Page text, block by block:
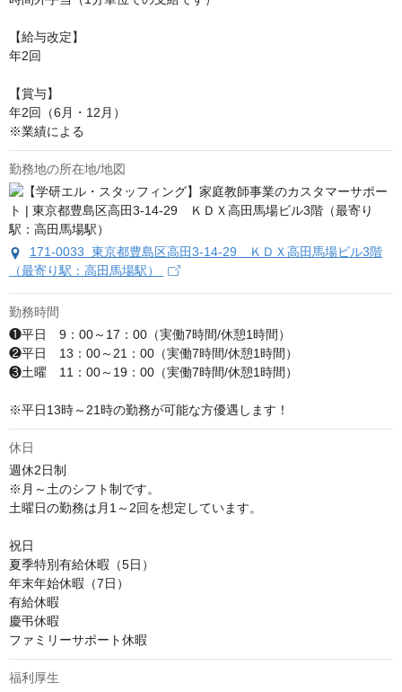
【給与改定】
年2回
【賞与】
年2回（6月・12月）
※業績による
勤務地の所在地/地図
171-0033 東京都豊島区高田3-14-29 ＫＤＸ高田馬場ビル3階
（最寄り駅：高田馬場駅）
勤務時間
❶平日　9：00～17：00（実働7時間/休憩1時間）
❷平日　13：00～21：00（実働7時間/休憩1時間）
❸土曜　11：00～19：00（実働7時間/休憩1時間）
※平日13時～21時の勤務が可能な方優遇します！
休日
週休2日制
※月～土のシフト制です。
土曜日の勤務は月1～2回を想定しています。
祝日
夏季特別有給休暇（5日）
年末年始休暇（7日）
有給休暇
慶弔休暇
ファミリーサポート休暇
福利厚生